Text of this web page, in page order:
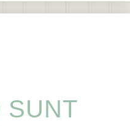
SUNT